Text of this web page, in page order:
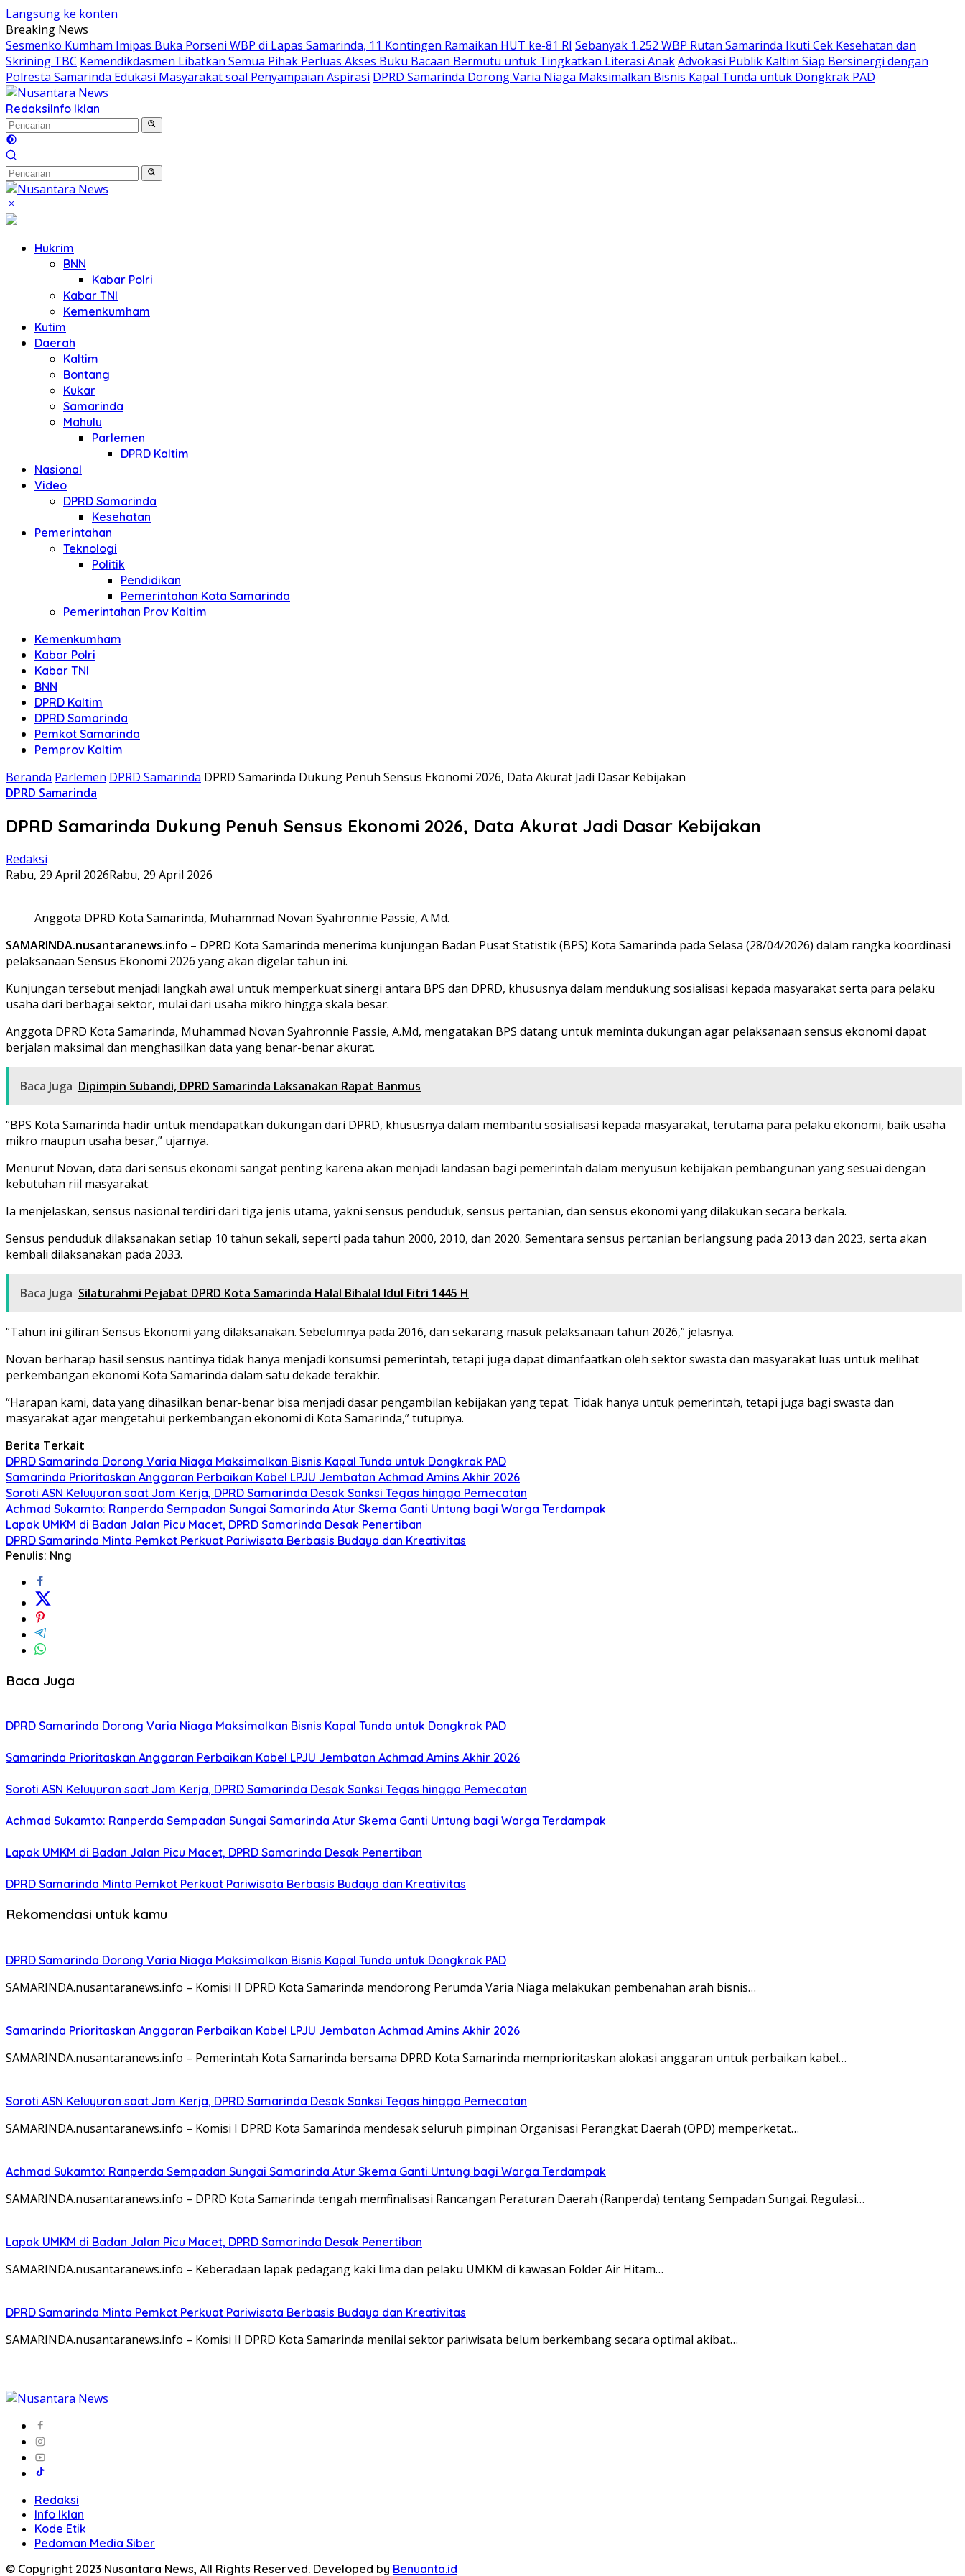
Langsung ke konten
Breaking News
Sesmenko Kumham Imipas Buka Porseni WBP di Lapas Samarinda, 11 Kontingen Ramaikan HUT ke-81 RI Sebanyak 1.252 WBP Rutan Samarinda Ikuti Cek Kesehatan dan
Skrining TBC Kemendikdasmen Libatkan Semua Pihak Perluas Akses Buku Bacaan Bermutu untuk Tingkatkan Literasi AnakAdvokasi Publik Kaltim Siap Bersinergi dengan
Polresta Samarinda Edukasi Masyarakat soal Penyampaian Aspirasi DPRD Samarinda Dorong Varia Niaga Maksimalkan Bisnis Kapal Tunda untuk Dongkrak PAD
RedaksiInfo Iklan
Hukrim
BNN
Kabar Polri
Kabar TNI
Kemenkumham
Kutim
Daerah
Kaltim
Bontang
Kukar
Samarinda
Mahulu
Parlemen
DPRD Kaltim
Nasional
Video
DPRD Samarinda
Kesehatan
Pemerintahan
Teknologi
Politik
Pendidikan
Pemerintahan Kota Samarinda
Pemerintahan Prov Kaltim
Kemenkumham
Kabar Polri
Kabar TNI
BNN
DPRD Kaltim
DPRD Samarinda
Pemkot Samarinda
Pemprov Kaltim
Beranda Parlemen DPRD Samarinda DPRD Samarinda Dukung Penuh Sensus Ekonomi 2026, Data Akurat Jadi Dasar Kebijakan
DPRD Samarinda
DPRD Samarinda Dukung Penuh Sensus Ekonomi 2026, Data Akurat Jadi Dasar Kebijakan
Redaksi
Rabu, 29 April 2026Rabu, 29 April 2026
Anggota DPRD Kota Samarinda, Muhammad Novan Syahronnie Passie, A.Md.
SAMARINDA.nusantaranews.info – DPRD Kota Samarinda menerima kunjungan Badan Pusat Statistik (BPS) Kota Samarinda pada Selasa (28/04/2026) dalam rangka koordinasi
pelaksanaan Sensus Ekonomi 2026 yang akan digelar tahun ini.
Kunjungan tersebut menjadi langkah awal untuk memperkuat sinergi antara BPS dan DPRD, khususnya dalam mendukung sosialisasi kepada masyarakat serta para pelaku
usaha dari berbagai sektor, mulai dari usaha mikro hingga skala besar.
Anggota DPRD Kota Samarinda, Muhammad Novan Syahronnie Passie, A.Md, mengatakan BPS datang untuk meminta dukungan agar pelaksanaan sensus ekonomi dapat
berjalan maksimal dan menghasilkan data yang benar-benar akurat.
Baca Juga Dipimpin Subandi, DPRD Samarinda Laksanakan Rapat Banmus
“BPS Kota Samarinda hadir untuk mendapatkan dukungan dari DPRD, khususnya dalam membantu sosialisasi kepada masyarakat, terutama para pelaku ekonomi, baik usaha
mikro maupun usaha besar,” ujarnya.
Menurut Novan, data dari sensus ekonomi sangat penting karena akan menjadi landasan bagi pemerintah dalam menyusun kebijakan pembangunan yang sesuai dengan
kebutuhan riil masyarakat.
Ia menjelaskan, sensus nasional terdiri dari tiga jenis utama, yakni sensus penduduk, sensus pertanian, dan sensus ekonomi yang dilakukan secara berkala.
Sensus penduduk dilaksanakan setiap 10 tahun sekali, seperti pada tahun 2000, 2010, dan 2020. Sementara sensus pertanian berlangsung pada 2013 dan 2023, serta akan
kembali dilaksanakan pada 2033.
Baca Juga Silaturahmi Pejabat DPRD Kota Samarinda Halal Bihalal Idul Fitri 1445 H
“Tahun ini giliran Sensus Ekonomi yang dilaksanakan. Sebelumnya pada 2016, dan sekarang masuk pelaksanaan tahun 2026,” jelasnya.
Novan berharap hasil sensus nantinya tidak hanya menjadi konsumsi pemerintah, tetapi juga dapat dimanfaatkan oleh sektor swasta dan masyarakat luas untuk melihat
perkembangan ekonomi Kota Samarinda dalam satu dekade terakhir.
“Harapan kami, data yang dihasilkan benar-benar bisa menjadi dasar pengambilan kebijakan yang tepat. Tidak hanya untuk pemerintah, tetapi juga bagi swasta dan
masyarakat agar mengetahui perkembangan ekonomi di Kota Samarinda,” tutupnya.
Berita Terkait
DPRD Samarinda Dorong Varia Niaga Maksimalkan Bisnis Kapal Tunda untuk Dongkrak PAD
Samarinda Prioritaskan Anggaran Perbaikan Kabel LPJU Jembatan Achmad Amins Akhir 2026
Soroti ASN Keluyuran saat Jam Kerja, DPRD Samarinda Desak Sanksi Tegas hingga Pemecatan
Achmad Sukamto: Ranperda Sempadan Sungai Samarinda Atur Skema Ganti Untung bagi Warga Terdampak
Lapak UMKM di Badan Jalan Picu Macet, DPRD Samarinda Desak Penertiban
DPRD Samarinda Minta Pemkot Perkuat Pariwisata Berbasis Budaya dan Kreativitas
Penulis: Nng
Baca Juga
DPRD Samarinda Dorong Varia Niaga Maksimalkan Bisnis Kapal Tunda untuk Dongkrak PAD
Samarinda Prioritaskan Anggaran Perbaikan Kabel LPJU Jembatan Achmad Amins Akhir 2026
Soroti ASN Keluyuran saat Jam Kerja, DPRD Samarinda Desak Sanksi Tegas hingga Pemecatan
Achmad Sukamto: Ranperda Sempadan Sungai Samarinda Atur Skema Ganti Untung bagi Warga Terdampak
Lapak UMKM di Badan Jalan Picu Macet, DPRD Samarinda Desak Penertiban
DPRD Samarinda Minta Pemkot Perkuat Pariwisata Berbasis Budaya dan Kreativitas
Rekomendasi untuk kamu
DPRD Samarinda Dorong Varia Niaga Maksimalkan Bisnis Kapal Tunda untuk Dongkrak PAD
SAMARINDA.nusantaranews.info – Komisi II DPRD Kota Samarinda mendorong Perumda Varia Niaga melakukan pembenahan arah bisnis…
Samarinda Prioritaskan Anggaran Perbaikan Kabel LPJU Jembatan Achmad Amins Akhir 2026
SAMARINDA.nusantaranews.info – Pemerintah Kota Samarinda bersama DPRD Kota Samarinda memprioritaskan alokasi anggaran untuk perbaikan kabel…
Soroti ASN Keluyuran saat Jam Kerja, DPRD Samarinda Desak Sanksi Tegas hingga Pemecatan
SAMARINDA.nusantaranews.info – Komisi I DPRD Kota Samarinda mendesak seluruh pimpinan Organisasi Perangkat Daerah (OPD) memperketat…
Achmad Sukamto: Ranperda Sempadan Sungai Samarinda Atur Skema Ganti Untung bagi Warga Terdampak
SAMARINDA.nusantaranews.info – DPRD Kota Samarinda tengah memfinalisasi Rancangan Peraturan Daerah (Ranperda) tentang Sempadan Sungai. Regulasi…
Lapak UMKM di Badan Jalan Picu Macet, DPRD Samarinda Desak Penertiban
SAMARINDA.nusantaranews.info – Keberadaan lapak pedagang kaki lima dan pelaku UMKM di kawasan Folder Air Hitam…
DPRD Samarinda Minta Pemkot Perkuat Pariwisata Berbasis Budaya dan Kreativitas
SAMARINDA.nusantaranews.info – Komisi II DPRD Kota Samarinda menilai sektor pariwisata belum berkembang secara optimal akibat…
Redaksi
Info Iklan
Kode Etik
Pedoman Media Siber
© Copyright 2023 Nusantara News, All Rights Reserved. Developed by Benuanta.id